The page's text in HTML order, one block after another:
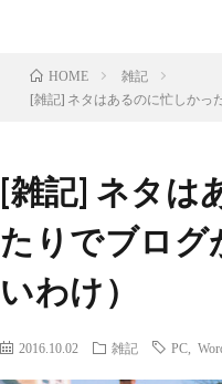
HOME
雑記
[雑記] ネタはあるのに忙しかっ
[雑記] ネタは
たりでブログ
いわけ）
2016.10.02 雑記 PC